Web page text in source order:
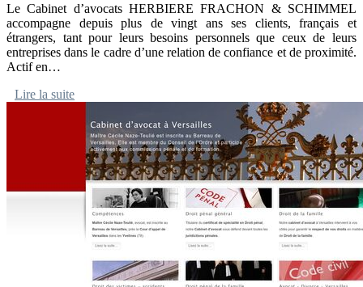
Le Cabinet d’avocats HERBIERE FRACHON & SCHIMMEL
accompagne depuis plus de vingt ans ses clients, français et
étrangers, tant pour leurs besoins personnels que ceux de leurs
entreprises dans le cadre d’une relation de confiance et de proximité.
Actif en…
Lire la suite